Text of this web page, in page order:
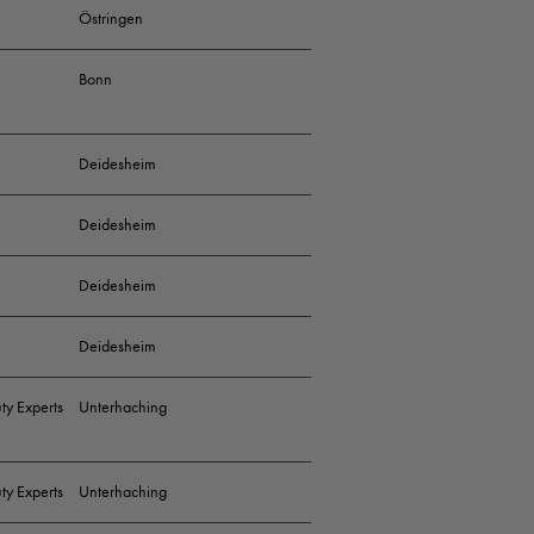
Östringen
Bonn
Deidesheim
Deidesheim
Deidesheim
Deidesheim
Experts Unterhaching
Experts Unterhaching